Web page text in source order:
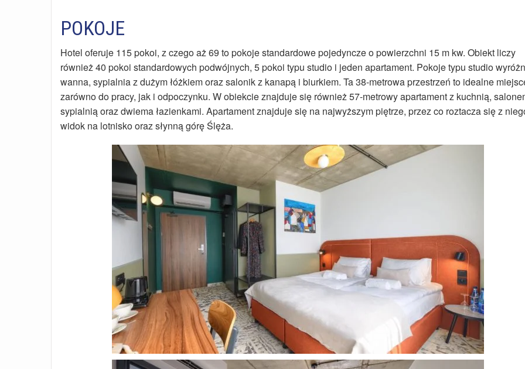
POKOJE
Hotel oferuje 115 pokoi, z czego aż 69 to pokoje standardowe pojedyncze o powierzchni 15 m kw. Obiekt liczy
również 40 pokoi standardowych podwójnych, 5 pokoi typu studio i jeden apartament. Pokoje typu studio
wanna, sypialnia z dużym łóżkiem oraz salonik z kanapą i biurkiem. Ta 38-metrowa przestrzeń to idealne
zarówno do pracy, jak i odpoczynku. W obiekcie znajduje się również 57-metrowy apartament z kuchnią,
sypialnią oraz dwiema łazienkami. Apartament znajduje się na najwyższym piętrze, przez co roztacza się z
widok na lotnisko oraz słynną górę Ślęża.